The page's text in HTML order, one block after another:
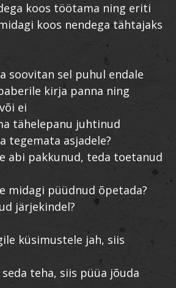
koos töötama ning eriti
koos nendega tähtajaks
soovitan sel puhul endale
kirja panna ning
ei
tähelepanu juhtinud
tegemata asjadele?
abi pakkunud, teda toetanud
midagi püüdnud õpetada?
järjekindel?
küsimustele jah, siis
teha, siis püüa jõuda